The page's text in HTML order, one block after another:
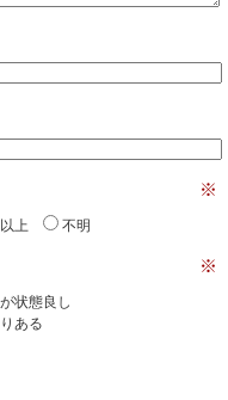
※
上 不明
※
状態良し
ある